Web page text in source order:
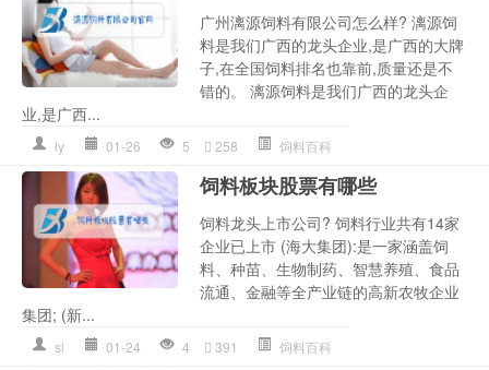
广州漓源饲料有限公司怎么样? 漓源饲
料是我们广西的龙头企业,是广西的大牌
子,在全国饲料排名也靠前,质量还是不
错的。 漓源饲料是我们广西的龙头企
业,是广西...
ly 01-26 5 258 饲料百科
饲料板块股票有哪些
饲料龙头上市公司? 饲料行业共有14家
企业已上市 (海大集团):是一家涵盖饲
料、种苗、生物制药、智慧养殖、食品
流通、金融等全产业链的高新农牧企业
集团; (新...
sl 01-24 4 391 饲料百科